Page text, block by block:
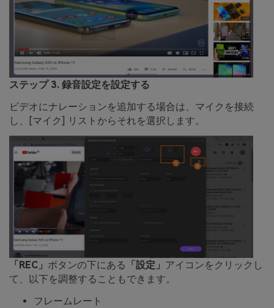
ステップ 3. 録音設定を設定する
ビデオにナレーションを追加する場合は、マイクを接続
し、[マイク] リストからそれを選択します。
「REC」 ボタンの下にある 「設定」 アイコンをクリックし
て、以下を調整することもできます。
フレームレート